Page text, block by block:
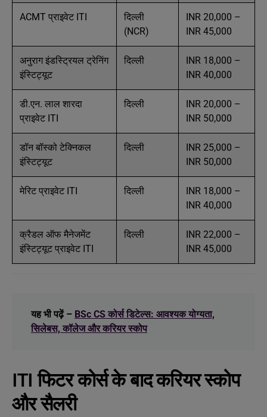
ACMT प्राइवेट ITI
दिल्ली
(NCR)
INR 20,000 –
INR 45,000
अनुराग इंडस्ट्रियल ट्रेनिंग
इंस्टिट्यूट
दिल्ली
INR 18,000 –
INR 40,000
डी.एन. लाल शारदा
प्राइवेट ITI
दिल्ली
INR 20,000 –
INR 50,000
डॉन बॉस्को टेक्निकल
इंस्टिट्यूट
दिल्ली
INR 25,000 –
INR 50,000
मेरिट प्राइवेट ITI दिल्ली
INR 18,000 –
INR 40,000
क्रैडल ऑफ मैनेजमेंट
इंस्टिट्यूट प्राइवेट ITI
दिल्ली
INR 22,000 –
INR 45,000
यह भी पढ़ें – BSc CS कोर्स डिटेल्स: आवश्यक योग्यता,
सिलेबस, कॉलेज और करियर स्कोप
ITI फिटर कोर्स के बाद करियर स्कोप
और सैलरी